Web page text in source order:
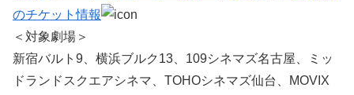
のチケット情報
＜対象劇場＞
新宿バルト9、横浜ブルク13、109シネマズ名古屋、ミッ
ドランドスクエアシネマ、TOHOシネマズ仙台、MOVIX